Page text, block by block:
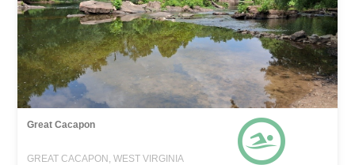
Great Cacapon
GREAT CACAPON, WEST VIRGINIA